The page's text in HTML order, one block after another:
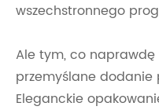
wszechstronnego
Ale tym, co
przemyślane dodanie
Eleganckie